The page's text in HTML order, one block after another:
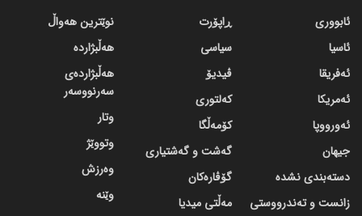
ئابووری
ئاسیا
ئەفریقا
ئەمریکا
ئەورووپا
جیهان
دسته‌بندی نشده
زانست و تەندرووستی
ڕاپۆرت
سیاسی
ڤیدیۆ
کەلتوری
کۆمەڵگا
گه‌شت و گه‌شتیاری
گۆڤاره‌کان
مەڵتی میدیا
نوێترین هەواڵ
هەڵبژاردە
هەڵبژاردەی
سەرنووسەر
وتار
وتووێژ
وەرزش
وێنە